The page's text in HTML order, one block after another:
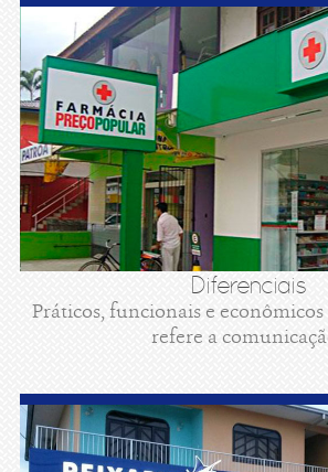
Diferenciais
Práticos, funcionais e
refere a